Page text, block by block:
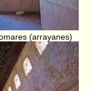
(arrayanes)